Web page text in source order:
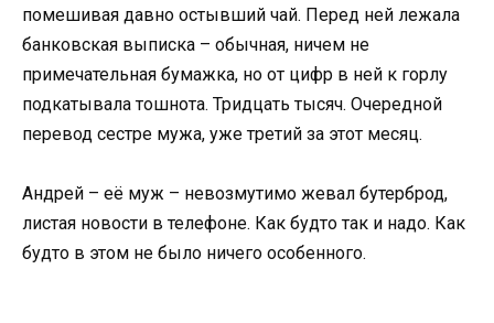
помешивая давно остывший чай. Перед ней лежала
банковская выписка – обычная, ничем не
примечательная бумажка, но от цифр в ней к горлу
подкатывала тошнота. Тридцать тысяч. Очередной
перевод сестре мужа, уже третий за этот месяц.
Андрей – её муж – невозмутимо жевал бутерброд,
листая новости в телефоне. Как будто так и надо. Как
будто в этом не было ничего особенного.